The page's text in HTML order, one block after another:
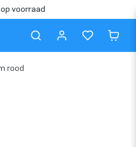
op voorraad
rood